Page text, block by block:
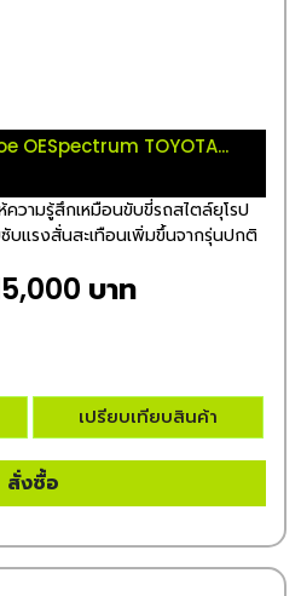
OESpectrum TOYOTA...
ความรู้สึกเหมือนขับขี่รถสไตล์ยุโรป
บแรงสั่นสะเทือนเพิ่มขึ้นจากรุ่นปกติ
บาท
เปรียบเทียบสินค้า
สั่งซื้อ